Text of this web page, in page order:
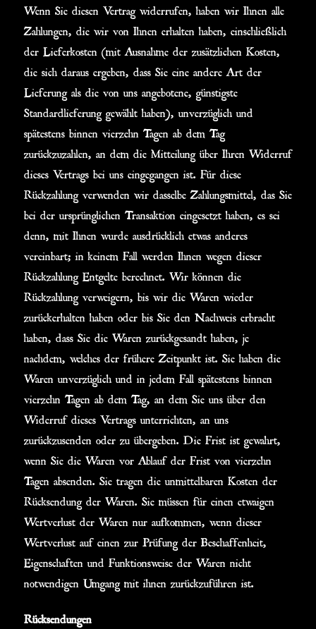
Wenn Sie diesen Vertrag widerrufen, haben wir Ihnen alle
Zahlungen, die wir von Ihnen erhalten haben, einschließlich
der Lieferkosten (mit Ausnahme der zusätzlichen Kosten,
die sich daraus ergeben, dass Sie eine andere Art der
Lieferung als die von uns angebotene, günstigste
Standardlieferung gewählt haben), unverzüglich und
spätestens binnen vierzehn Tagen ab dem Tag
zurückzuzahlen, an dem die Mitteilung über Ihren Widerruf
dieses Vertrags bei uns eingegangen ist. Für diese
Rückzahlung verwenden wir dasselbe Zahlungsmittel, das Sie
bei der ursprünglichen Transaktion eingesetzt haben, es sei
denn, mit Ihnen wurde ausdrücklich etwas anderes
vereinbart; in keinem Fall werden Ihnen wegen dieser
Rückzahlung Entgelte berechnet. Wir können die
Rückzahlung verweigern, bis wir die Waren wieder
zurückerhalten haben oder bis Sie den Nachweis erbracht
haben, dass Sie die Waren zurückgesandt haben, je
nachdem, welches der frühere Zeitpunkt ist. Sie haben die
Waren unverzüglich und in jedem Fall spätestens binnen
vierzehn Tagen ab dem Tag, an dem Sie uns über den
Widerruf dieses Vertrags unterrichten, an uns
zurückzusenden oder zu übergeben. Die Frist ist gewahrt,
wenn Sie die Waren vor Ablauf der Frist von vierzehn
Tagen absenden. Sie tragen die unmittelbaren Kosten der
Rücksendung der Waren. Sie müssen für einen etwaigen
Wertverlust der Waren nur aufkommen, wenn dieser
Wertverlust auf einen zur Prüfung der Beschaffenheit,
Eigenschaften und Funktionsweise der Waren nicht
notwendigen Umgang mit ihnen zurückzuführen ist.
Rücksendungen